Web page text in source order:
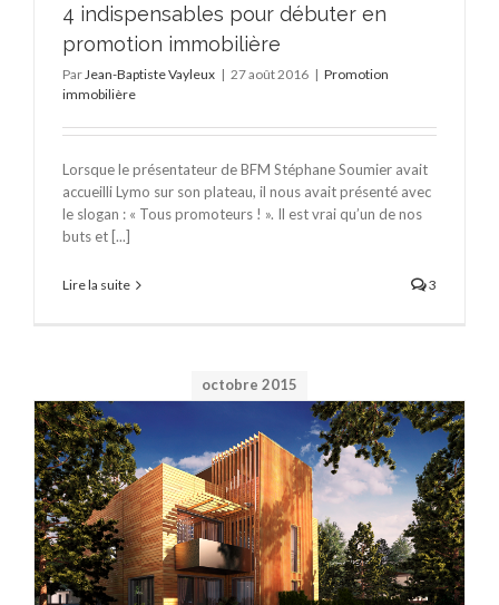
4 indispensables pour débuter en
promotion immobilière
Par Jean-Baptiste Vayleux | 27 août 2016 | Promotion
immobilière
Lorsque le présentateur de BFM Stéphane Soumier avait
accueilli Lymo sur son plateau, il nous avait présenté avec
le slogan : « Tous promoteurs ! ». Il est vrai qu’un de nos
buts et [...]
Lire la suite 3
octobre 2015